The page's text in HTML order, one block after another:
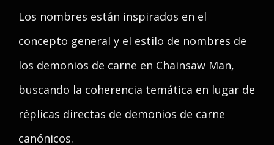
Los nombres están inspirados en el
concepto general y el estilo de nombres de
los demonios de carne en Chainsaw Man,
buscando la coherencia temática en lugar de
réplicas directas de demonios de carne
canónicos.